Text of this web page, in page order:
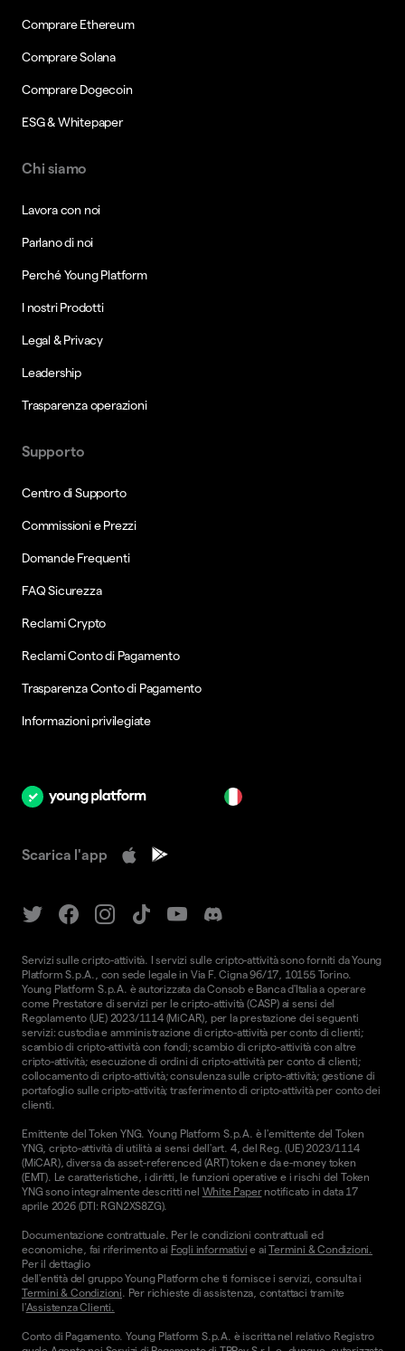
Comprare Ethereum
Comprare Solana
Comprare Dogecoin
ESG & Whitepaper
Chi siamo
Lavora con noi
Parlano di noi
Perché Young Platform
I nostri Prodotti
Legal & Privacy
Leadership
Trasparenza operazioni
Supporto
Centro di Supporto
Commissioni e Prezzi
Domande Frequenti
FAQ Sicurezza
Reclami Crypto
Reclami Conto di Pagamento
Trasparenza Conto di Pagamento
Informazioni privilegiate
Scarica l'app
Servizi sulle cripto-attività. I servizi sulle cripto-attività sono forniti da Young
Platform S.p.A., con sede legale in Via F. Cigna 96/17, 10155 Torino.
Young Platform S.p.A. è autorizzata da Consob e Banca d'Italia a operare
come Prestatore di servizi per le cripto-attività (CASP) ai sensi del
Regolamento (UE) 2023/1114 (MiCAR), per la prestazione dei seguenti
servizi: custodia e amministrazione di cripto-attività per conto di clienti;
scambio di cripto-attività con fondi; scambio di cripto-attività con altre
cripto-attività; esecuzione di ordini di cripto-attività per conto di clienti;
collocamento di cripto-attività; consulenza sulle cripto-attività; gestione di
portafoglio sulle cripto-attività; trasferimento di cripto-attività per conto dei
clienti.
Emittente del Token YNG. Young Platform S.p.A. è l'emittente del Token
YNG, cripto-attività di utilità ai sensi dell'art. 4, del Reg. (UE) 2023/1114
(MiCAR), diversa da asset-referenced (ART) token e da e-money token
(EMT). Le caratteristiche, i diritti, le funzioni operative e i rischi del Token
YNG sono integralmente descritti nel White Papernotificato in data 17
aprile 2026 (DTI: RGN2XS8ZG).
Documentazione contrattuale. Per le condizioni contrattuali ed
economiche, fai riferimento ai Fogli informativi e aiTermini & Condizioni.
Per il dettaglio
dell'entità del gruppo Young Platform che ti fornisce i servizi, consulta i
Termini & Condizioni. Per richieste di assistenza, contattaci tramite
l'Assistenza Clienti.
Conto di Pagamento. Young Platform S.p.A. è iscritta nel relativo Registro